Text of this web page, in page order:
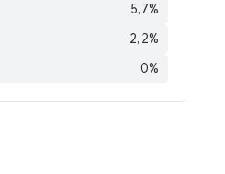
5,7%
2,2%
0%